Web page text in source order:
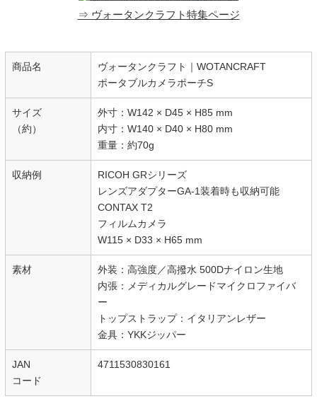
⇒ ヴォータンクラフト特集ページ
商品名
ヴォータンクラフト｜WOTANCRAFT
ポータブルカメラポーチS
サイズ
（約）
外寸：W142 × D45 × H85 mm
内寸：W140 × D40 × H80 mm
重量：約70g
収納例
RICOH GRシリーズ
レンズアダプターGA-1装着時も収納可能
CONTAX T2
フィルムカメラ
W115 × D33 × H65 mm
素材
外装：高強度／高撥水 500Dナイロン生地
内張：メディカルグレードマイクロファイバ
ー
トップストラップ：イタリアンレザー
金具：YKKジッパー
JAN
コード
4711530830161